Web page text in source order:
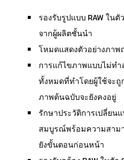
รองรับรูปแบบ RAW ใน
จากผู้ผลิตชั้นนำ
โหมดแสดงตัวอย่างภา
การแก้ไขภาพแบบไม่ทำ
ทั้งหมดที่ทำโดยผู้ใช้จะ
ภาพต้นฉบับจะยังคงอยู่
รักษาประวัติการเปลี่ยน
สมบูรณ์พร้อมความสาม
ยังขั้นตอนก่อนหน้า